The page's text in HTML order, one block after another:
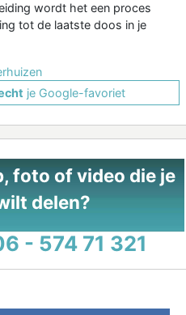
wordt het een proces
tot de laatste doos in je
je Google-favoriet
foto of video die je
delen?
- 574 71 321